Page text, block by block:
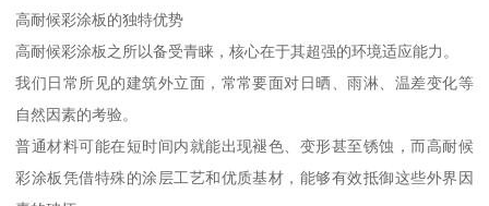
高耐候彩涂板的独特优势
高耐候彩涂板之所以备受青睐，核心在于其超强的环境适应能力。
我们日常所见的建筑外立面，常常要面对日晒、雨淋、温差变化等
自然因素的考验。
普通材料可能在短时间内就能出现褪色、变形甚至锈蚀，而高耐候
彩涂板凭借特殊的涂层工艺和优质基材，能够有效抵御这些外界因